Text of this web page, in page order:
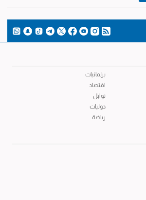
برلمانيات
اقتصاد
توابل
دوليات
رياضة